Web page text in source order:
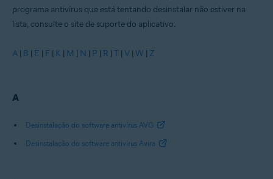
programa antivírus que está tentando desinstalar não estiver na
lista, consulte o site de suporte do aplicativo.
A | B | E | F | K | M | N | P | R | T | V | W | Z
A
Desinstalação do software antivírus AVG
Desinstalação do software antivírus Avira